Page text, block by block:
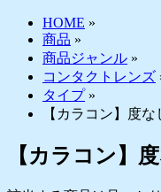
HOME »
商品 »
商品ジャンル »
コンタクトレンズ
タイプ»
【カラコン】度
【カラコン】